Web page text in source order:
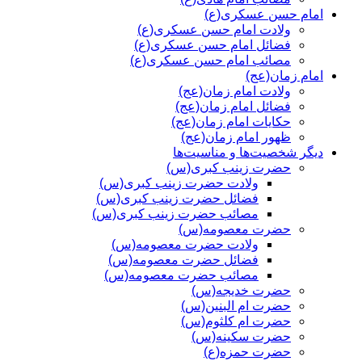
امام حسن عسکری(ع)
ولادت امام حسن عسکری(ع)
فضائل امام حسن عسکری(ع)
مصائب امام حسن عسکری(ع)
امام زمان(عج)
ولادت امام زمان(عج)
فضائل امام زمان(عج)
حکایات امام زمان(عج)
ظهور امام زمان(عج)
دیگر شخصیت‌ها و مناسیت‌ها
حضرت زینب کبری(س)
ولادت حضرت زینب کبری(س)
فضائل حضرت زینب کبری(س)
مصائب حضرت زینب کبری(س)
حضرت معصومه(س)
ولادت حضرت معصومه(س)
فضائل حضرت معصومه(س)
مصائب حضرت معصومه(س)
حضرت خدیجه(س)
حضرت ام البنین(س)
حضرت ام کلثوم(س)
حضرت سکینه(س)
حضرت حمزه(ع)